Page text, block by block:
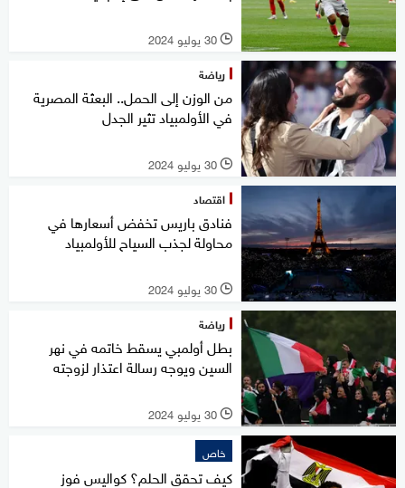
l 30 يوليو 2024
رياضة
من الوزن إلى الحمل.. البعثة المصرية
في الأولمبياد تثير الجدل
l 30 يوليو 2024
اقتصاد
فنادق باريس تخفض أسعارها في
محاولة لجذب السياح للأولمبياد
l 30 يوليو 2024
رياضة
بطل أولمبي يسقط خاتمه في نهر
السين ويوجه رسالة اعتذار لزوجته
l 30 يوليو 2024
خاص
كيف تحقق الحلم؟ كواليس فوز